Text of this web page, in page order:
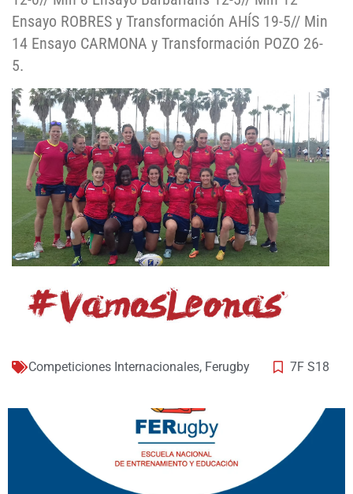
Ensayo ROBRES y Transformación AHÍS 19-5// Min
14 Ensayo CARMONA y Transformación POZO 26-
5.
Competiciones Internacionales, Ferugby 7F S18